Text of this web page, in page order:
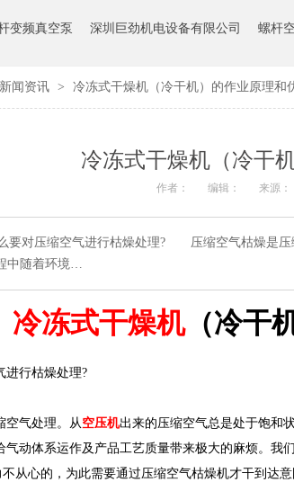
变频真空泵 深圳巨劲机电设备有限公司 螺杆
新闻资讯 > 冷冻式干燥机（冷干机）的作业原理和
冷冻式干燥机（冷干
作者： 编辑： 来源：
要对压缩空气进行枯燥处理? 压缩空气枯燥是压
中随着环境…
冷冻式干燥机（冷干
行枯燥处理?
气处理。从空压机出来的压缩空气总是处于饱和
气动体系运作及产品工艺质量带来极大的麻烦。
从心的，为此需要通过压缩空气枯燥机才干到达意